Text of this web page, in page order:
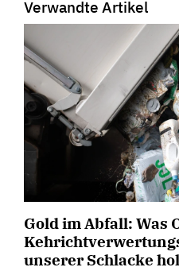
Verwandte Artikel
Gold im Abfall: Was
unserer Schlacke